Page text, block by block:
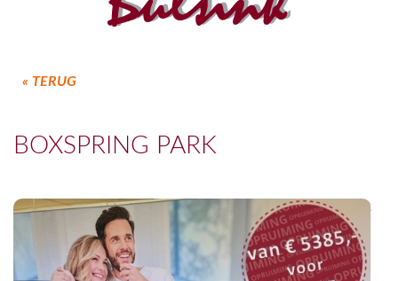
OVER ONS
COLLECTIES
PROJECTEN
« TERUG
BOXSPRING PARK